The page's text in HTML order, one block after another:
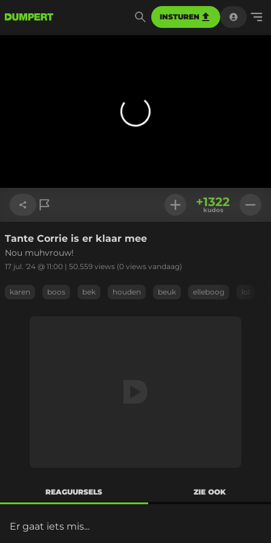
INSTUREN
Link kopiëren
+1322
kudos
Tante Corrie is er klaar mee
Nou muhvrouw!
17 jul. '24 @ 11:00 | 50.559 views (0 views vandaag)
karen boos bek houden beuk elleboog lol
REAGUURSELS ZIE OOK
Er gaat iets mis...